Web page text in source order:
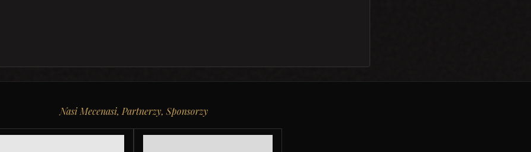
Nasi Mecenasi, Partnerzy, Sponsorzy